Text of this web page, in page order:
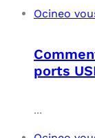
Ocineo
ports
...